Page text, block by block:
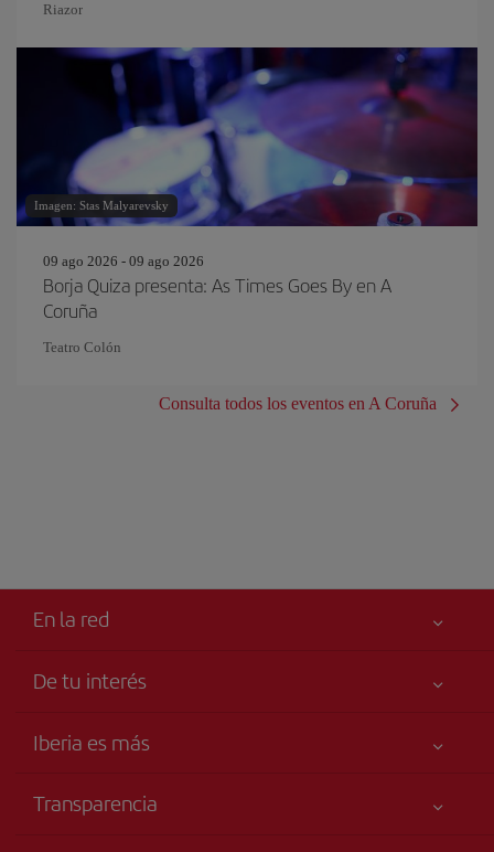
Riazor
Imagen: Stas Malyarevsky
09 ago 2026 - 09 ago 2026
Borja Quiza presenta: As Times Goes By en A
Coruña
Teatro Colón
Consulta todos los eventos en A Coruña
En la red
De tu interés
Accesibilidad
Iberia es más
Grupo Iberia
Transparencia